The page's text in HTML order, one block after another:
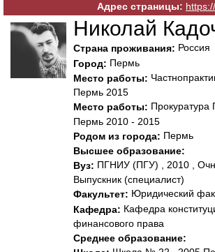
Адрес страницы:
Николай
Страна проживания: Россия
Город: Пермь
Место работы:
Пермь 2015
Место работы: Прокуратура
Пермь 2010 - 2015
Родом из города: Пермь
Высшее образование:
Вуз: ПГНИУ (ПГУ) , 2010 ,
Выпускник (специалист)
Факультет: Юридический
Кафедра: Кафедра
финансового права
Среднее образование: